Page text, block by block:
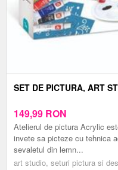
SET DE PICTURA, ART
149,99 RON
Atelierul de pictura Acrylic
invete sa picteze cu tehnica
sevaletul din lemn...
art studio, seturi pictura si